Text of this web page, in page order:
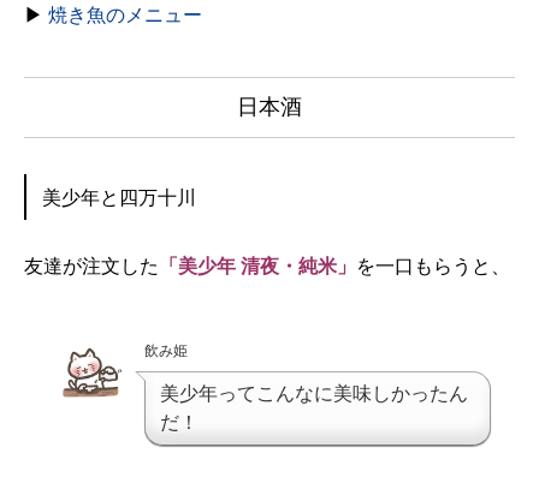
▶ 焼き魚のメニュー
日本酒
美少年と四万十川
友達が注文した 「美少年 清夜・純米」 を一口もらうと、
飲み姫
美少年ってこんなに美味しかったん
だ！